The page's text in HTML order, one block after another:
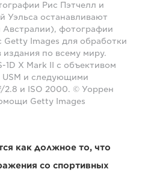
Рис Пэтчелл и
Уэльса останавливают
фотографии
Getty Images для обработки
по всему миру.
1D X Mark II с объективом
USM и следующими
2.8 и ISO 2000. © Уоррен
Getty Images
как должное то, что
со спортивных